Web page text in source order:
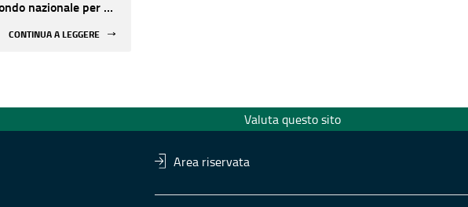
nazionale per il
CONTINUA A LEGGERE
Valuta questo sito
Area riservata